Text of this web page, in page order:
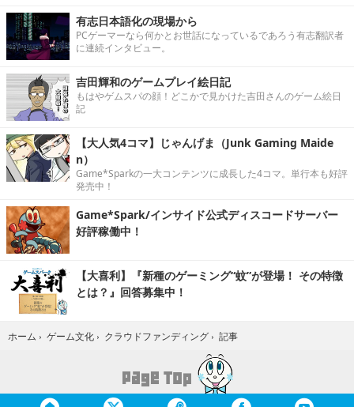
有志日本語化の現場から
PCゲーマーなら何かとお世話になっているであろう有志翻訳者
に連続インタビュー。
吉田輝和のゲームプレイ絵日記
もはやゲムスパの顔！どこかで見かけた吉田さんのゲーム絵日
記
【大人気4コマ】じゃんげま（Junk Gaming Maide
n）
Game*Sparkの一大コンテンツに成長した4コマ。単行本も好評
発売中！
Game*Spark/インサイド公式ディスコードサーバー
好評稼働中！
【大喜利】『新種のゲーミング“蚊”が登場！ その特徴
とは？』回答募集中！
ホーム › ゲーム文化 › クラウドファンディング › 記事